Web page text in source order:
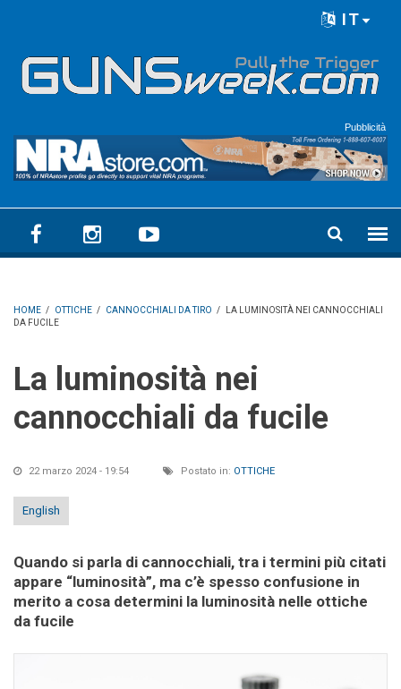
IT
Pubblicità
HOME / OTTICHE / CANNOCCHIALI DA TIRO /
LA LUMINOSITÀ NEI CANNOCCHIALI
DA FUCILE
La luminosità nei
cannocchiali da fucile
22 marzo 2024 - 19:54 Postato in: OTTICHE
English
Quando si parla di cannocchiali, tra i termini più citati
appare “luminosità”, ma c’è spesso confusione in
merito a cosa determini la luminosità nelle ottiche
da fucile